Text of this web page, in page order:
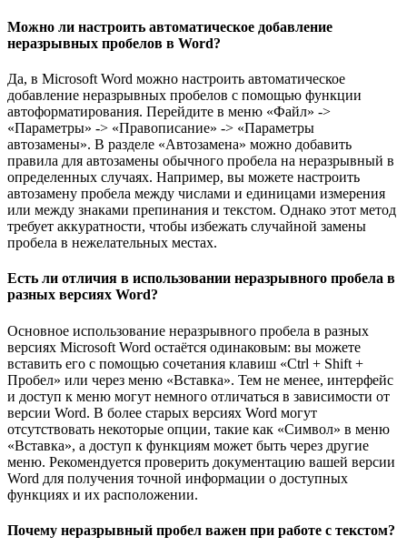
Можно ли настроить автоматическое добавление
неразрывных пробелов в Word?
Да, в Microsoft Word можно настроить автоматическое
добавление неразрывных пробелов с помощью функции
автоформатирования. Перейдите в меню «Файл» ->
«Параметры» -> «Правописание» -> «Параметры
автозамены». В разделе «Автозамена» можно добавить
правила для автозамены обычного пробела на неразрывный в
определенных случаях. Например, вы можете настроить
автозамену пробела между числами и единицами измерения
или между знаками препинания и текстом. Однако этот метод
требует аккуратности, чтобы избежать случайной замены
пробела в нежелательных местах.
Есть ли отличия в использовании неразрывного пробела в
разных версиях Word?
Основное использование неразрывного пробела в разных
версиях Microsoft Word остаётся одинаковым: вы можете
вставить его с помощью сочетания клавиш «Ctrl + Shift +
Пробел» или через меню «Вставка». Тем не менее, интерфейс
и доступ к меню могут немного отличаться в зависимости от
версии Word. В более старых версиях Word могут
отсутствовать некоторые опции, такие как «Символ» в меню
«Вставка», а доступ к функциям может быть через другие
меню. Рекомендуется проверить документацию вашей версии
Word для получения точной информации о доступных
функциях и их расположении.
Почему неразрывный пробел важен при работе с текстом?